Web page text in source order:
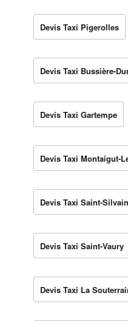
Devis Taxi Pigerolles
Devis Taxi Bussière-
Devis Taxi Gartempe
Devis Taxi Montaigut-
Devis Taxi Saint-
Devis Taxi Saint-Vaury
Devis Taxi La